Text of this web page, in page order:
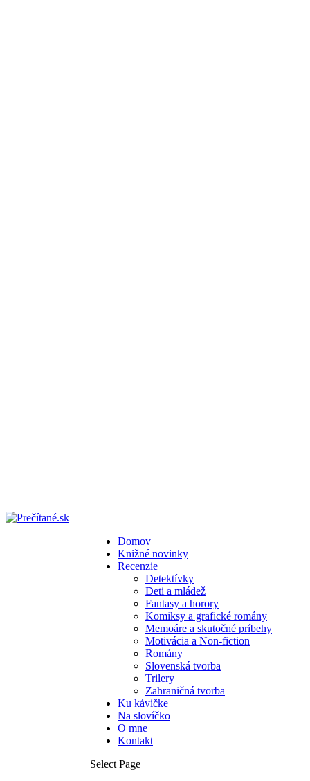
Domov
Knižné novinky
Recenzie
Detektívky
Deti a mládež
Fantasy a horory
Komiksy a grafické romány
Memoáre a skutočné príbehy
Motivácia a Non-fiction
Romány
Slovenská tvorba
Trilery
Zahraničná tvorba
Ku kávičke
Na slovíčko
O mne
Kontakt
Select Page